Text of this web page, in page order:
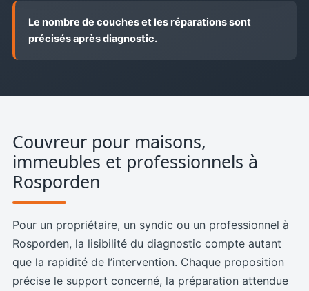
Le nombre de couches et les réparations sont
précisés après diagnostic.
Couvreur pour maisons,
immeubles et professionnels à
Rosporden
Pour un propriétaire, un syndic ou un professionnel à
Rosporden, la lisibilité du diagnostic compte autant
que la rapidité de l’intervention. Chaque proposition
précise le support concerné, la préparation attendue